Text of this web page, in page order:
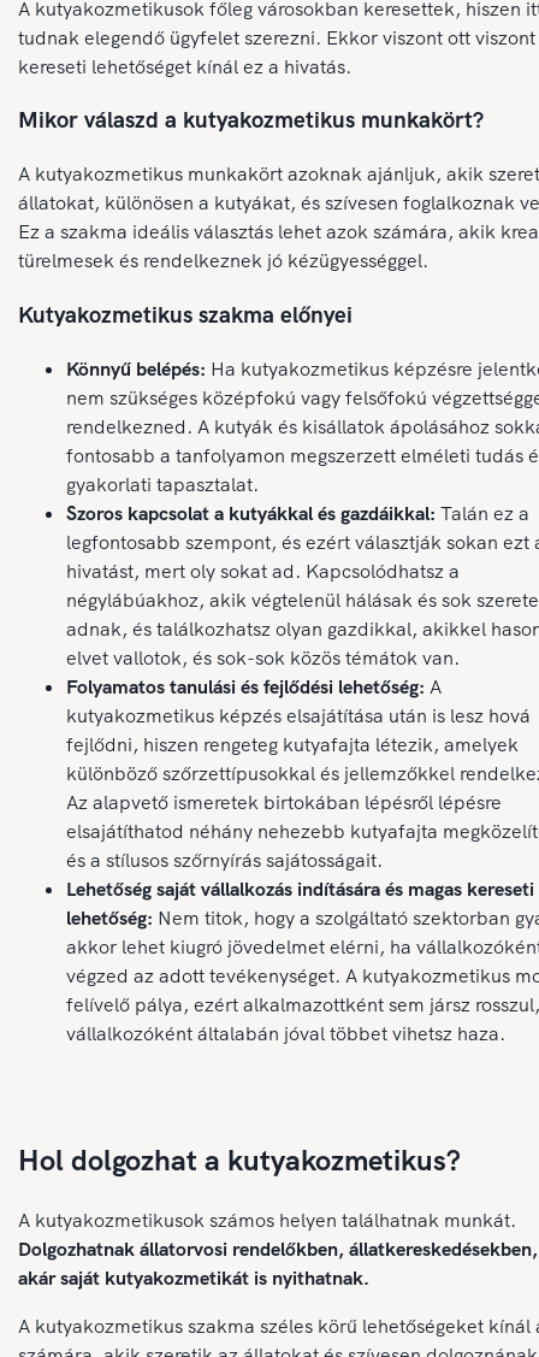
A kutyakozmetikusok főleg városokban keresettek, hiszen
tudnak elegendő ügyfelet szerezni. Ekkor viszont ott
kereseti lehetőséget kínál ez a hivatás.
Mikor válaszd a kutyakozmetikus munkakört?
A kutyakozmetikus munkakört azoknak ajánljuk, akik
állatokat, különösen a kutyákat, és szívesen foglalkoznak
Ez a szakma ideális választás lehet azok számára, akik
türelmesek és rendelkeznek jó kézügyességgel.
Kutyakozmetikus szakma előnyei
Könnyű belépés: Ha kutyakozmetikus képzésre
nem szükséges középfokú vagy felsőfokú
rendelkezned. A kutyák és kisállatok ápolásához
fontosabb a tanfolyamon megszerzett elméleti tudás
gyakorlati tapasztalat.
Szoros kapcsolat a kutyákkal és gazdáikkal: Talán ez a
legfontosabb szempont, és ezért választják sokan ezt
hivatást, mert oly sokat ad. Kapcsolódhatsz a
négylábúakhoz, akik végtelenül hálásak és sok
adnak, és találkozhatsz olyan gazdikkal, akikkel
elvet vallotok, és sok-sok közös témátok van.
Folyamatos tanulási és fejlődési lehetőség: A
kutyakozmetikus képzés elsajátítása után is lesz hová
fejlődni, hiszen rengeteg kutyafajta létezik, amelyek
különböző szőrzettípusokkal és jellemzőkkel
Az alapvető ismeretek birtokában lépésről lépésre
elsajátíthatod néhány nehezebb kutyafajta
és a stílusos szőrnyírás sajátosságait.
Lehetőség saját vállalkozás indítására és magas kereseti
lehetőség: Nem titok, hogy a szolgáltató szektorban
akkor lehet kiugró jövedelmet elérni, ha
végzed az adott tevékenységet. A kutyakozmetikus
felívelő pálya, ezért alkalmazottként sem jársz
vállalkozóként általabán jóval többet vihetsz haza.
Hol dolgozhat a kutyakozmetikus?
A kutyakozmetikusok számos helyen találhatnak munkát.
Dolgozhatnak állatorvosi rendelőkben,
akár saját kutyakozmetikát is nyithatnak.
A kutyakozmetikus szakma széles körű lehetőségeket kínál